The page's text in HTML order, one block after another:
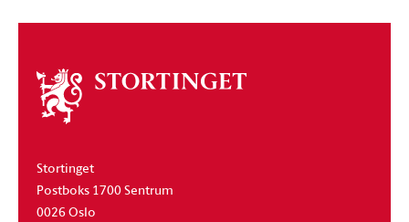
Om
stortinget
Stortinget
Postboks 1700 Sentrum
0026 Oslo